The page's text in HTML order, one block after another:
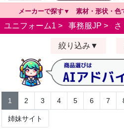
メーカーで探す 素材・形状・色
ユニフォーム1 > 事務服JP >
絞り込み
1 2 3 4 5 6 7
姉妹サイト